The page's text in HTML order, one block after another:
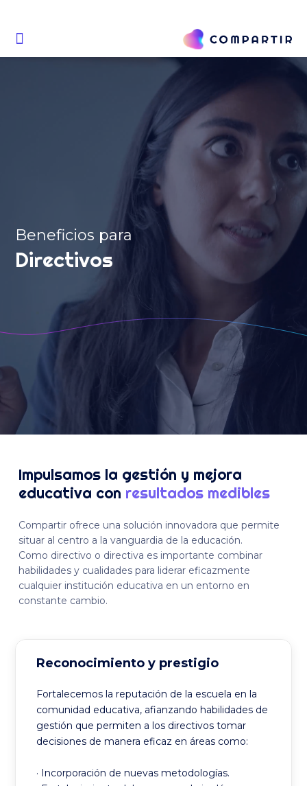
Beneficios para
Directivos
Impulsamos la gestión y mejora
educativa con resultados medibles
Compartir ofrece una solución innovadora que permite
situar al centro a la vanguardia de la educación.
Como directivo o directiva es importante combinar
habilidades y cualidades para liderar eficazmente
cualquier institución educativa en un entorno en
constante cambio.
Reconocimiento y prestigio
Fortalecemos la reputación de la escuela en la
comunidad educativa, afianzando habilidades de
gestión que permiten a los directivos tomar
decisiones de manera eficaz en áreas como:
· Incorporación de nuevas metodologías.